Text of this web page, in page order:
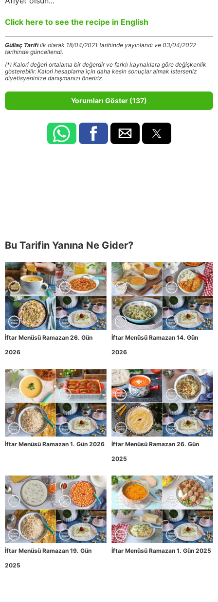
Click here to see the recipe in English
Güllaç Tarifiilk olarak 18/04/2021 tarihinde yayınlandı ve 03/04/2022
tarihinde güncellendi.
(*) Kalori değeri ortalama bir değerdir ve farklı kaynaklara göre değişkenlik
gösterebilir. Kalori hesaplama için daha kesin sonuçlar almak isterseniz
diyetisyeninize danışmanızı öneririz.
Yorumları Göster (137)
Bu Tarifin Yanına Ne Gider?
İftar Menüsü Ramazan 26. Gün
2026
İftar Menüsü Ramazan 14. Gün
2026
İftar Menüsü Ramazan 1. Gün 2026
İftar Menüsü Ramazan 26. Gün
2025
İftar Menüsü Ramazan 19. Gün
2025
İftar Menüsü Ramazan 1. Gün 2025